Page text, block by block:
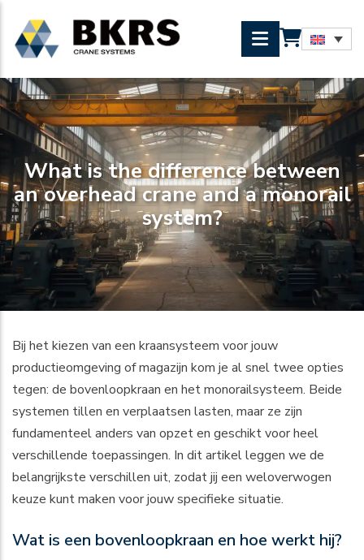
What is the difference between
an overhead crane and a monorail
system?
Bij het kiezen van een kraansysteem voor jouw
productieomgeving of magazijn kom je al snel twee opties
tegen: de bovenloopkraan en het monorailsysteem. Beide
systemen tillen en verplaatsen lasten, maar ze zijn
fundamenteel anders van opzet en geschikt voor heel
verschillende toepassingen. In dit artikel leggen we de
belangrijkste verschillen uit, zodat jij een weloverwogen
keuze kunt maken voor jouw specifieke situatie.
Wat is een bovenloopkraan en hoe werkt hij?